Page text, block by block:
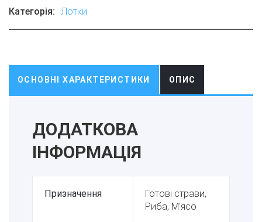
Категорія: Лотки
ОСНОВНІ ХАРАКТЕРИСТИКИ ОПИС
ДОДАТКОВА
ІНФОРМАЦІЯ
Призначення
Готові страви,
Риба, М'ясо